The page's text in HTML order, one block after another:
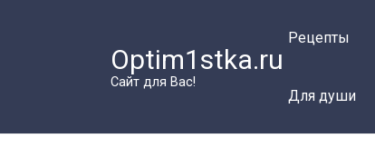
Optim1stka.ru
Сайт для Вас!
Рецепты
Для души